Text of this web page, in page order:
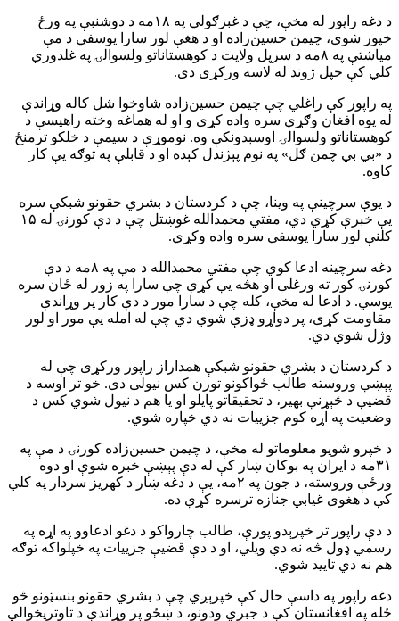
د دغه راپور له مخې، چې د غبرګولي په ۱۸مه د دوشنبې په ورځ
خپور شوی، چیمن حسین‌زاده او د هغې لور سارا یوسفي د مې
میاشتې په ۸مه د سرپل ولایت د کوهستاناتو ولسوالۍ په غلدوري
کلي کې خپل ژوند له لاسه ورکړی دی.
په راپور کې راغلي چې چیمن حسین‌زاده شاوخوا شل کاله وړاندې
له یوه افغان وګړي سره واده کړی و او له هماغه وخته راهیسې د
کوهستاناتو ولسوالۍ اوسېدونکې وه. نوموړې د سیمې د خلکو ترمنځ
د «بي بي چمن ګل» په نوم پېژندل کېده او د قابلې په توګه یې کار
کاوه.
د یوې سرچینې په وینا، چې د کردستان د بشري حقونو شبکې سره
یې خبرې کړي دي، مفتي محمدالله غوښتل چې د دې کورنۍ له ۱۵
کلنې لور سارا یوسفي سره واده وکړي.
دغه سرچینه ادعا کوي چې مفتي محمدالله د مې په ۸مه د دې
کورنۍ کور ته ورغلی او هڅه یې کړې چې سارا په زور له ځان سره
یوسي. د ادعا له مخې، کله چې د سارا مور د دې کار پر وړاندې
مقاومت کړی، پر دواړو ډزې شوي دي چې له امله یې مور او لور
وژل شوي دي.
د کردستان د بشري حقونو شبکې همداراز راپور ورکړی چې له
پېښې وروسته طالب ځواکونو تورن کس نیولی دی. خو تر اوسه د
قضیې د څېړنې بهیر، د تحقیقاتو پایلو او یا هم د نیول شوي کس د
وضعیت په اړه کوم جزییات نه دي خپاره شوي.
د خپرو شویو معلوماتو له مخې، د چیمن حسین‌زاده کورنۍ د مې په
۳۱مه د ایران په بوکان ښار کې له دې پېښې خبره شوې او دوه
ورځې وروسته، د جون په ۲مه، یې د دغه ښار د کهریز سردار په کلي
کې د هغوی غیابي جنازه ترسره کړې ده.
د دې راپور تر خپرېدو پورې، طالب چارواکو د دغو ادعاوو په اړه په
رسمي ډول څه نه دي ویلي، او د دې قضیې جزییات په خپلواکه توګه
هم نه دي تایید شوي.
دغه راپور په داسې حال کې خپرېږي چې د بشري حقونو بنسټونو څو
ځله په افغانستان کې د جبري ودونو، د ښځو پر وړاندې د تاوتریخوالي